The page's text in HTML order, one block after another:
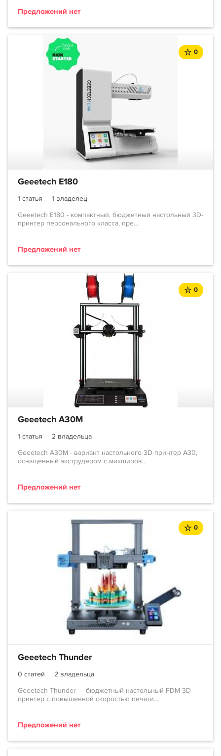
Предложений нет
0
Geeetech E180
1 статья
1 владелец
Geeetech E180 - компактный, бюджетный настольный 3D-
принтер персонального класса, пре...
Предложений нет
0
Geeetech A30M
1 статья
2 владельца
Geeetech A30M - вариант настольного 3D-принтер A30,
оснащенный экструдером с микширов...
Предложений нет
0
Geeetech Thunder
0 статей
2 владельца
Geeetech Thunder — бюджетный настольный FDM 3D-
принтер с повышенной скоростью печати...
Предложений нет